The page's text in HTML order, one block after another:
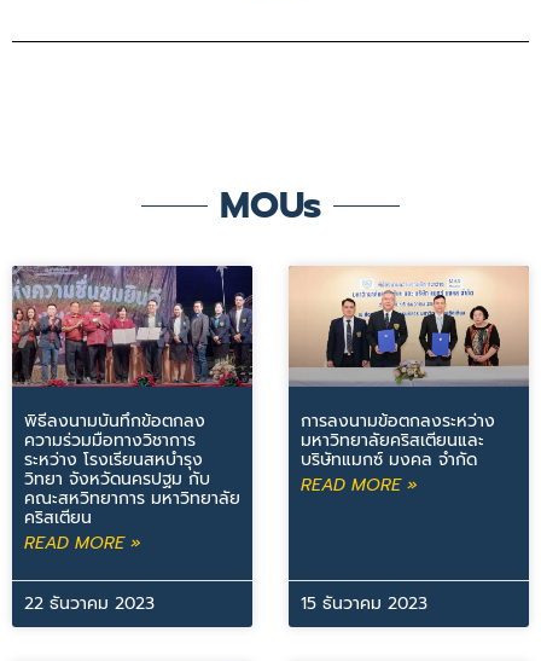
MOUs
พิธีลงนามบันทึกข้อตกลง
ความร่วมมือทางวิชาการ
ระหว่าง โรงเรียนสหบำรุง
วิทยา จังหวัดนครปฐม กับ
คณะสหวิทยาการ มหาวิทยาลัย
คริสเตียน
READ MORE »
22 ธันวาคม 2023
การลงนามข้อตกลงระหว่าง
มหาวิทยาลัยคริสเตียนและ
บริษัทแมกซ์ มงคล จำกัด
READ MORE »
15 ธันวาคม 2023